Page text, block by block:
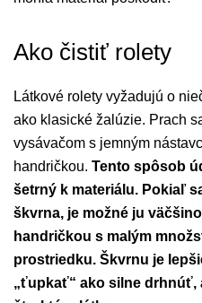
Ako čistiť rolety
Látkové rolety vyžadujú o
ako klasické žalúzie. Prach
vysávačom s jemným
handričkou. Tento spôsob
šetrný k materiálu. Pokiaľ
škvrna, je možné ju
handričkou s malým
prostriedku. Škvrnu je
„ťupkať“ ako silne drhnúť,